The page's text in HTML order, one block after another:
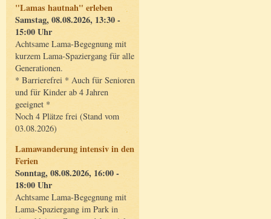
"Lamas hautnah" erleben
Samstag, 08.08.2026, 13:30 -
15:00 Uhr
Achtsame Lama-Begegnung mit
kurzem Lama-Spaziergang für alle
Generationen.
* Barrierefrei * Auch für Senioren
und für Kinder ab 4 Jahren
geeignet *
Noch 4 Plätze frei (Stand vom
03.08.2026)
Lamawanderung intensiv in den
Ferien
Sonntag, 08.08.2026, 16:00 -
18:00 Uhr
Achtsame Lama-Begegnung mit
Lama-Spaziergang im Park in